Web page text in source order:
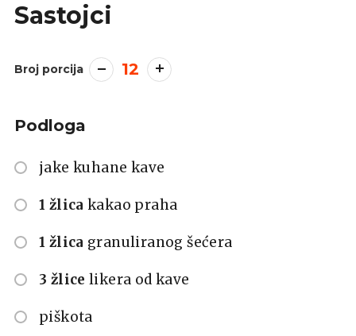
Sastojci
Broj porcija 12
Podloga
jake kuhane kave
1 žlica kakao praha
1 žlica granuliranog šećera
3 žlice likera od kave
piškota